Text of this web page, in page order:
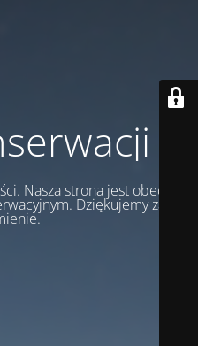
Nasza strona jest obecnie
Dziękujemy za